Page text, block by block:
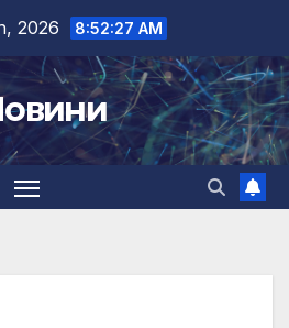
2026 8:52:29 AM